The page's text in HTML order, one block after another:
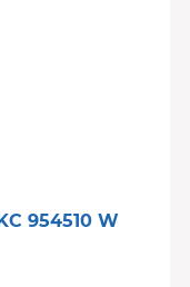
954510 W